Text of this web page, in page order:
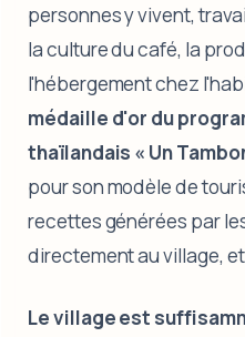
personnes y vivent,
la culture du café, la
l'hébergement chez
médaille d'or du
thaïlandais « Un
pour son modèle de
recettes générées par
directement au village,
Le village est